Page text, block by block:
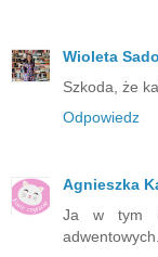
Wioleta
Szkoda, że
Odpowiedz
Agnieszka
Ja w tym
adwentowych.